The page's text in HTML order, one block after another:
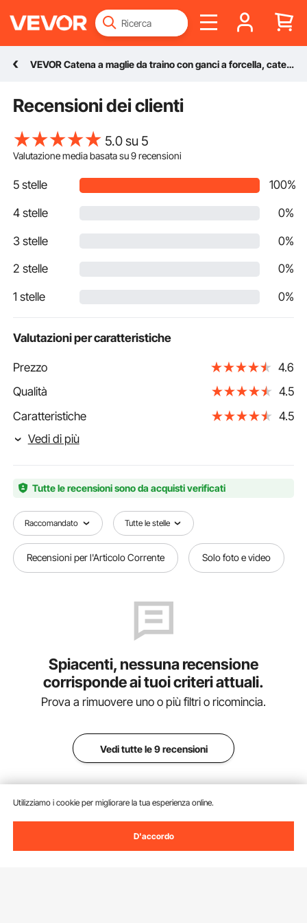
VEVOR Catena a maglie da traino con ganci a forcella, catena da trasporto G80 10 mm x 316 cm, capacità di carico della catena per tronchi 3,22 tonnellate, per fissaggio attrezzature carro attrezzi
Recensioni dei clienti
5.0 su 5
Valutazione media basata su9recensioni
5 stelle 100%
4 stelle 0%
3 stelle 0%
2 stelle 0%
1 stelle 0%
Valutazioni per caratteristiche
Prezzo
4.6
Qualità
4.5
Caratteristiche
4.5
Vedi di più
Tutte le recensioni sono da acquisti verificati
Raccomandato Tutte le stelle
Recensioni per l'Articolo Corrente Solo foto e video
Spiacenti, nessuna recensione
corrisponde ai tuoi criteri attuali.
Prova a rimuovere uno o più filtri o ricomincia.
Vedi tutte le 9 recensioni
Aggiungi al carrello
Utilizziamo i cookie per migliorare la tua esperienza online.
D'accordo